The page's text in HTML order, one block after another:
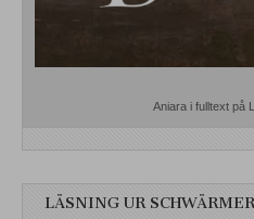
Aniara i fulltext på
LÄSNING UR